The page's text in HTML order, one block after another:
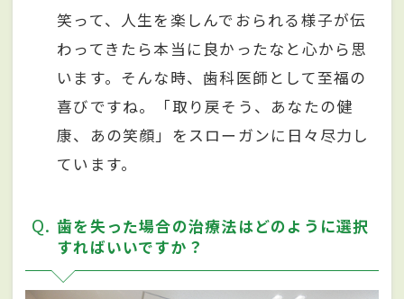
笑って、人生を楽しんでおられる様子が伝
わってきたら本当に良かったなと心から思
います。そんな時、歯科医師として至福の
喜びですね。「取り戻そう、あなたの健
康、あの笑顔」をスローガンに日々尽力し
ています。
Q
歯を失った場合の治療法はどのように選択
すればいいですか？